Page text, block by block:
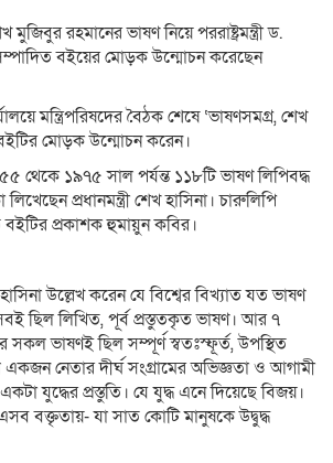
মুজিবুর রহমানের ভাষণ নিয়ে পররাষ্ট্রমন্ত্রী ড.
বইয়ের মোড়ক উন্মোচন করেছেন
মন্ত্রিপরিষদের বৈঠক শেষে ‘ভাষণসমগ্র, শেখ
মোড়ক উন্মোচন করেন।
থেকে ১৯৭৫ সাল পর্যন্ত ১১৮টি ভাষণ লিপিবদ্ধ
প্রধানমন্ত্রী শেখ হাসিনা। চারুলিপি
বইটির প্রকাশক হুমায়ুন কবির।
উল্লেখ করেন যে বিশ্বের বিখ্যাত যত ভাষণ
সবই ছিল লিখিত, পূর্ব প্রস্তুতকৃত ভাষণ। আর ৭
সকল ভাষণই ছিল সম্পূর্ণ স্বতঃস্ফূর্ত, উপস্থিত
নেতার দীর্ঘ সংগ্রামের অভিজ্ঞতা ও আগামী
যুদ্ধের প্রস্তুতি। যে যুদ্ধ এনে দিয়েছে বিজয়।
বক্তৃতায়- যা সাত কোটি মানুষকে উদ্বুদ্ধ